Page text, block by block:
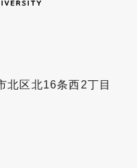
北区北16条西2丁目